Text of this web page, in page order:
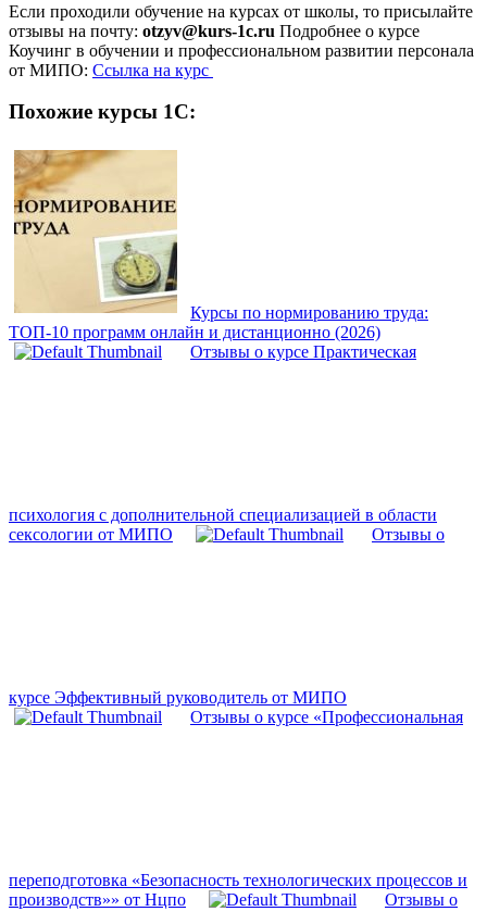
Если проходили обучение на курсах от школы, то присылайте
отзывы на почту: otzyv@kurs-1c.ru Подробнее о курсе
Коучинг в обучении и профессиональном развитии персонала
от МИПО: Ссылка на курс
Похожие курсы 1С:
Курсы по нормированию труда:
ТОП‑10 программ онлайн и дистанционно (2026)
Отзывы о курсе Практическая
психология с дополнительной специализацией в области
сексологии от МИПО
Отзывы о
курсе Эффективный руководитель от МИПО
Отзывы о курсе «Профессиональная
переподготовка «Безопасность технологических процессов и
производств»» от Нцпо
Отзывы о